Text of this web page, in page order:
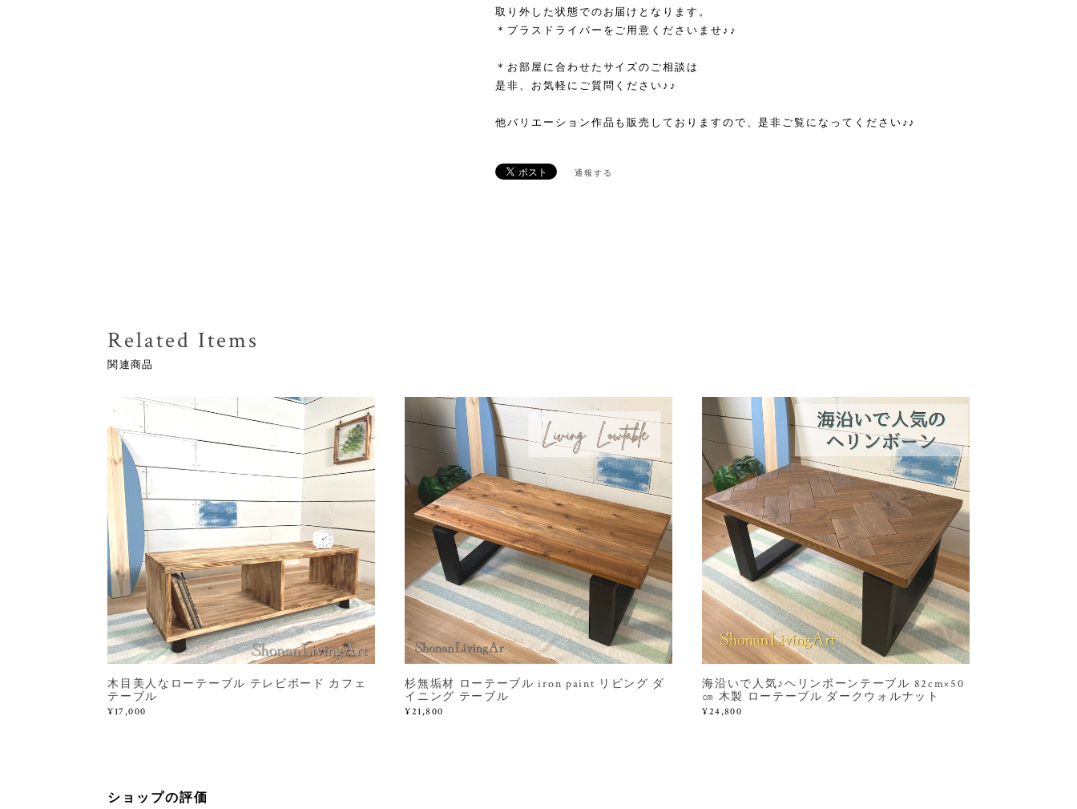
取り外した状態でのお届けとなります。
＊プラスドライバーをご用意くださいませ♪♪
＊お部屋に合わせたサイズのご相談は
是非、お気軽にご質問ください♪♪
他バリエーション作品も販売しておりますので、是非ご覧になってください♪♪
通報する
Related Items
関連商品
木目美人なローテーブル テレビボード カフェ
テーブル
¥17,000
杉無垢材 ローテーブル iron paint リビング ダ
イニング テーブル
¥21,800
海沿いで人気♪ヘリンボーンテーブル 82cm×50
㎝ 木製 ローテーブル ダークウォルナット
¥24,800
ショップの評価